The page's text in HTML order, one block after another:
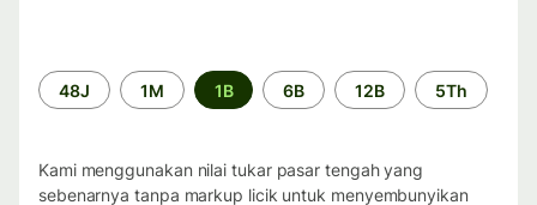
Periode
waktu
48J 1M 1B 6B 12B 5Th
Kami menggunakan nilai tukar pasar tengah yang
sebenarnya tanpa markup licik untuk menyembunyikan